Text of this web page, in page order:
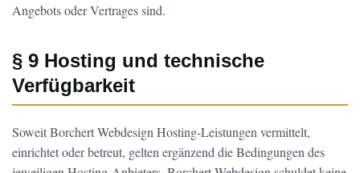
Angebots oder Vertrages sind.
§ 9 Hosting und technische
Verfügbarkeit
Soweit Borchert Webdesign Hosting-Leistungen vermittelt,
einrichtet oder betreut, gelten ergänzend die Bedingungen des